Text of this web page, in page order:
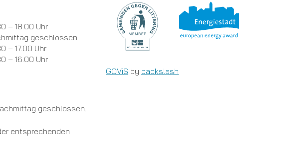
– 18.00 Uhr
geschlossen
– 17.00 Uhr
– 16.00 Uhr
geschlossen.
entsprechenden
Links
GOViS by backslash